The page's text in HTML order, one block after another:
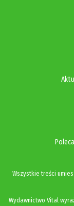
Wszystkie treści
Wydawnictwo Vital